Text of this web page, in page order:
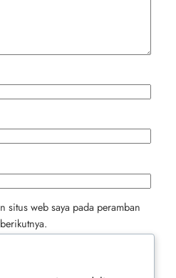
situs web saya pada peramban